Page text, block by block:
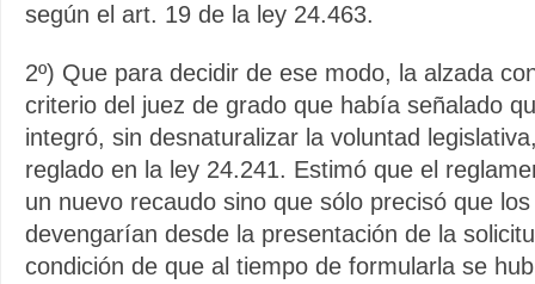
según el art. 19 de la ley 24.463.
2º) Que para decidir de ese modo, la alzada
criterio del juez de grado que había señalado
integró, sin desnaturalizar la voluntad
reglado en la ley 24.241. Estimó que el
un nuevo recaudo sino que sólo precisó que
devengarían desde la presentación de la
condición de que al tiempo de formularla se